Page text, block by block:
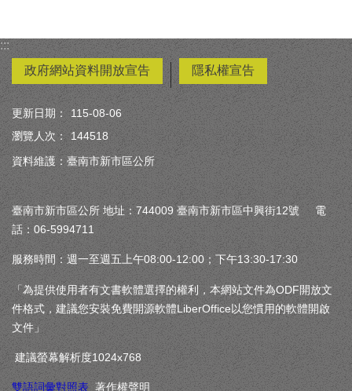
:::
政府網站資料開放宣告
隱私權宣告
更新日期：
115-08-06
瀏覽人次：
144518
資料維護：臺南市新市區公所
臺南市新市區公所 地址：744009 臺南市新市區中興街12號 電
話：06-5994711
服務時間：週一至週五上午08:00-12:00；下午13:30-17:30
「為提供使用者有文書軟體選擇的權利，本網站文件為ODF開放文
件格式，建議您安裝免費開源軟體LiberOffice以您慣用的軟體開啟
文件」
建議螢幕解析度1024x768
雙語詞彙對照表 著作權聲明